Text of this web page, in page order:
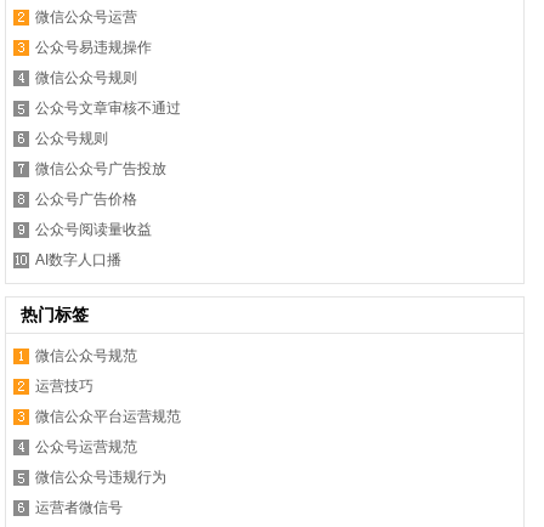
微信公众号运营
公众号易违规操作
微信公众号规则
公众号文章审核不通过
公众号规则
微信公众号广告投放
公众号广告价格
公众号阅读量收益
AI数字人口播
热门标签
微信公众号规范
运营技巧
微信公众平台运营规范
公众号运营规范
微信公众号违规行为
运营者微信号